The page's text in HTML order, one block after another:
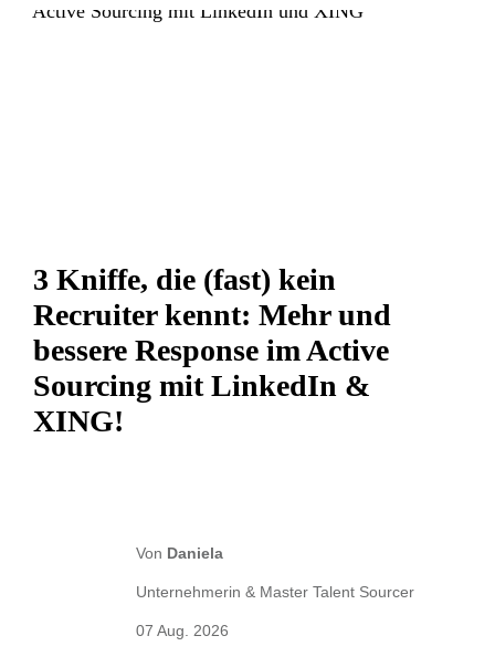
3 Kniffe, die (fast) kein
Recruiter kennt: Mehr und
bessere Response im Active
Sourcing mit LinkedIn &
XING!
Von Daniela
Unternehmerin & Master Talent Sourcer
07 Aug. 2026